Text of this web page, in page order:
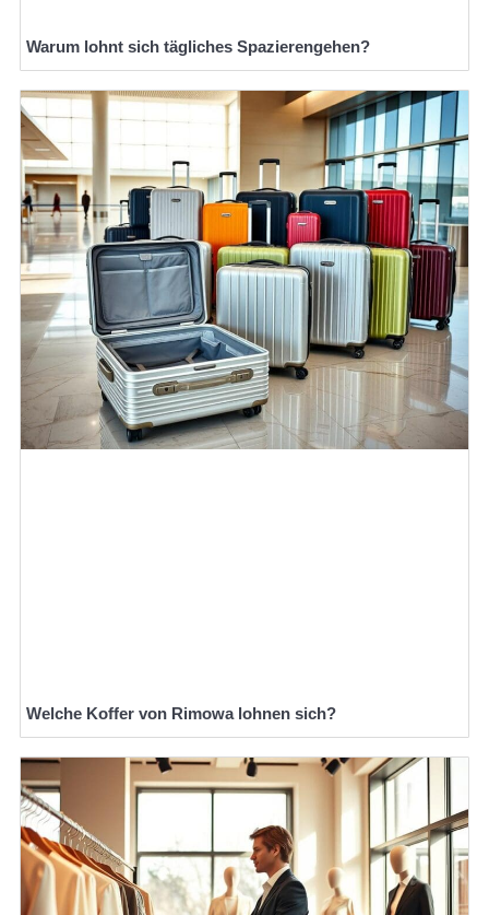
Warum lohnt sich tägliches Spazierengehen?
Welche Koffer von Rimowa lohnen sich?